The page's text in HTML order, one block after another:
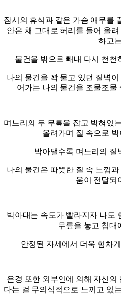
잠시의 휴식과 같은 가슴 애무를
안은 채 그대로 허리를 들어 올
하고는
물건을 밖으로 빼내 다시 천천
나의 물건을 꽉 물고 있던 질벽
어가는 나의 물건을 조물조물
며느리의 두 무릎을 잡고 박혀있
올려가며 질 속으로
박아댈수록 며느리의 질
나의 물건은 따뜻한 질 속 느낌
움이 전달되
박아대는 속도가 빨라지자 나도
무릎을 놓고 침대
안정된 자세에서 더욱 힘차
은경 또한 외부인에 의해 자신의
다는 걸 무의식적으로 느끼고 있